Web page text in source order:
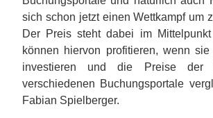
sich schon jetzt einen Wettkampf um
Der Preis steht dabei im
können hiervon profitieren, wenn
investieren und die Preise der
verschiedenen Buchungsportale
Fabian Spielberger.